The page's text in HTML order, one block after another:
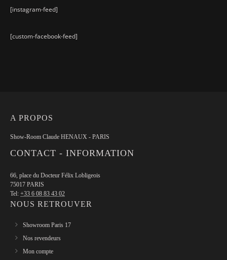
[instagram-feed]
[custom-facebook-feed]
A PROPOS
Show-Room Claude HENAUX - PARIS
CONTACT - INFORMATION
66, place du Docteur Félix Lobligeois
75017 PARIS
Tel: +33 6 08 83 43 02
NOUS RETROUVER
Showroom Paris 17
Nos revendeurs
Mon compte